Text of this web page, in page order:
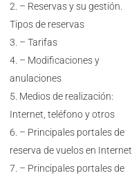
– Reservas y su gestión.
Tipos de reservas
– Tarifas
– Modificaciones y
anulaciones
Medios de realización:
Internet, teléfono y otros
– Principales portales de
reserva de vuelos en Internet
– Principales portales de